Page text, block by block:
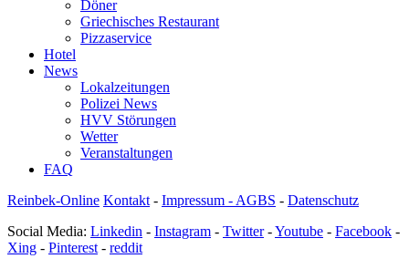
Döner
Griechisches Restaurant
Pizzaservice
Hotel
News
Lokalzeitungen
Polizei News
HVV Störungen
Wetter
Veranstaltungen
FAQ
Reinbek-Online Kontakt - Impressum - AGBS - Datenschutz
Social Media: Linkedin - Instagram - Twitter-Youtube - Facebook -
Xing - Pinterest - reddit